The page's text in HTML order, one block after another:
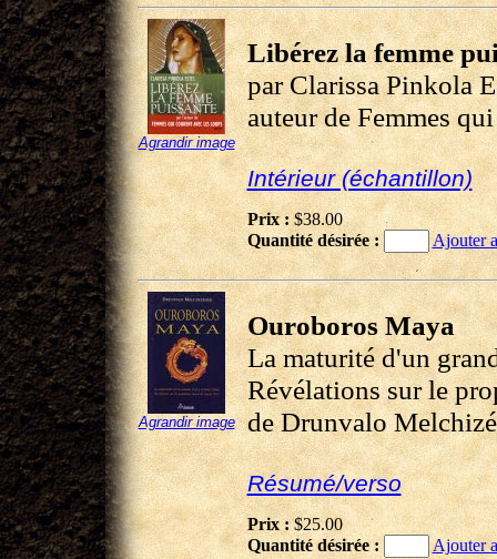
Agrandir image
Libérez la femme
par Clarissa Pinkola
auteur de Femmes
Intérieur (échantillon)
Prix : $38.00
Quantité désirée :
Ajouter
Agrandir image
Ouroboros Maya
La maturité d'un
Révélations sur le
de Drunvalo
Résumé/verso
Prix :$25.00
Quantité désirée :
Ajouter